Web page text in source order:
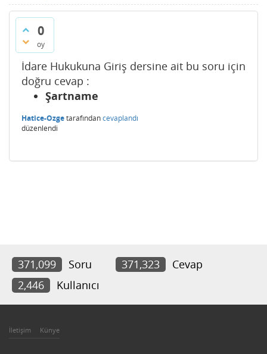
0
oy
İdare Hukukuna Giriş dersine ait bu soru için
doğru cevap :
Şartname
Hatice-Ozgetarafındancevaplandı
düzenlendi
371,099 Soru 371,323
Cevap
2,446
Kullanıcı
İletişim Künye